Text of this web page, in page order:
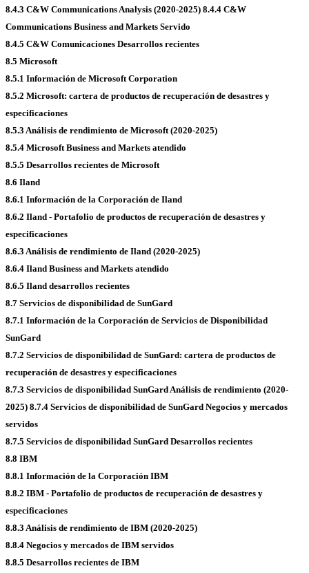
8.4.3 C&W Communications Analysis (2020-2025) 8.4.4 C&W
Communications Business and Markets Servido
8.4.5 C&W Comunicaciones Desarrollos recientes
8.5 Microsoft
8.5.1 Información de Microsoft Corporation
8.5.2 Microsoft: cartera de productos de recuperación de desastres y
especificaciones
8.5.3 Análisis de rendimiento de Microsoft (2020-2025)
8.5.4 Microsoft Business and Markets atendido
8.5.5 Desarrollos recientes de Microsoft
8.6 Iland
8.6.1 Información de la Corporación de Iland
8.6.2 Iland - Portafolio de productos de recuperación de desastres y
especificaciones
8.6.3 Análisis de rendimiento de Iland (2020-2025)
8.6.4 Iland Business and Markets atendido
8.6.5 Iland desarrollos recientes
8.7 Servicios de disponibilidad de SunGard
8.7.1 Información de la Corporación de Servicios de Disponibilidad
SunGard
8.7.2 Servicios de disponibilidad de SunGard: cartera de productos de
recuperación de desastres y especificaciones
8.7.3 Servicios de disponibilidad SunGard Análisis de rendimiento (2020-
2025) 8.7.4 Servicios de disponibilidad de SunGard Negocios y mercados
servidos
8.7.5 Servicios de disponibilidad SunGard Desarrollos recientes
8.8 IBM
8.8.1 Información de la Corporación IBM
8.8.2 IBM - Portafolio de productos de recuperación de desastres y
especificaciones
8.8.3 Análisis de rendimiento de IBM (2020-2025)
8.8.4 Negocios y mercados de IBM servidos
8.8.5 Desarrollos recientes de IBM